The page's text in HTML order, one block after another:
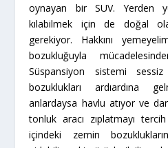
oynayan bir SUV. Yerden
kılabilmek için de doğal
gerekiyor. Hakkını
bozukluğuyla
Süspansiyon sistemi
bozuklukları ardıardına
anlardaysa havlu atıyor ve
tonluk aracı zıplatmayı
içindeki zemin